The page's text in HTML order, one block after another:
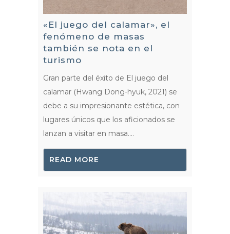
«El juego del calamar», el
fenómeno de masas
también se nota en el
turismo
Gran parte del éxito de El juego del
calamar (Hwang Dong-hyuk, 2021) se
debe a su impresionante estética, con
lugares únicos que los aficionados se
lanzan a visitar en masa....
READ MORE